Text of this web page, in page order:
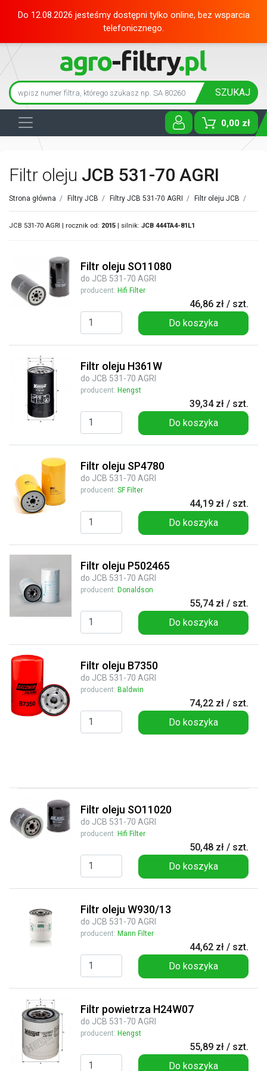
Do 12.08.2026 jesteśmy dostępni tylko online, bez wsparcia
telefonicznego.
SZUKAJ
0,00 zł
Toggle
Filtr oleju JCB 531-70 AGRI
Strona główna / Filtry JCB / Filtry JCB 531-70 AGRI / Filtr oleju JCB /
JCB 531-70 AGRI | rocznik od: 2015 | silnik: JCB 444TA4-81L1
Filtr oleju SO11080
do JCB 531-70 AGRI
producent: Hifi Filter
46,86 zł / szt.
Do koszyka
Filtr oleju H361W
do JCB 531-70 AGRI
producent: Hengst
39,34 zł / szt.
Do koszyka
Filtr oleju SP4780
do JCB 531-70 AGRI
producent: SF Filter
44,19 zł / szt.
Do koszyka
Filtr oleju P502465
do JCB 531-70 AGRI
producent: Donaldson
55,74 zł / szt.
Do koszyka
Filtr oleju B7350
do JCB 531-70 AGRI
producent: Baldwin
74,22 zł / szt.
Do koszyka
Filtr oleju SO11020
do JCB 531-70 AGRI
producent: Hifi Filter
50,48 zł / szt.
Do koszyka
Filtr oleju W930/13
do JCB 531-70 AGRI
producent: Mann Filter
44,62 zł / szt.
Do koszyka
Filtr powietrza H24W07
do JCB 531-70 AGRI
producent: Hengst
55,89 zł / szt.
Do koszyka